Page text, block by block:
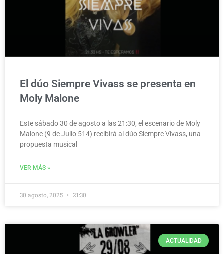
El dúo Siempre Vivass se presenta en
Moly Malone
Este sábado 30 de agosto a las 21:30, el escenario de Moly
Malone (9 de Julio 514) recibirá al dúo Siempre Vivass, una
propuesta musical
VER MÁS »
30 agosto, 2025 21:30
ACTUALIDAD